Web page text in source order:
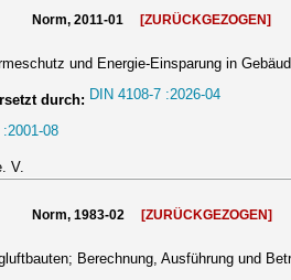
Norm, 2011-01 [ZURÜCKGEZOGEN]
und Energie-Einsparung in
durch: DIN 4108-7 :2026-04
:2001-08
V.
Norm, 1983-02 [ZURÜCKGEZOGEN]
Berechnung, Ausführung und